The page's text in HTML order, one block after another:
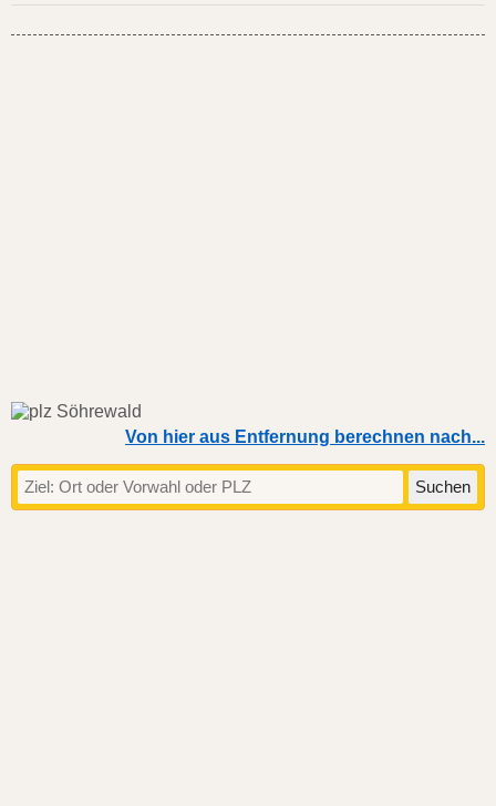
Von hier aus Entfernung berechnen nach...